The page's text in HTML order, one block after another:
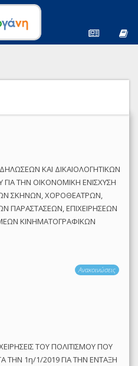
ΚΑΙ ΔΙΚΑΙΟΛΟΓΗΤΙΚΩΝ
ΓΙΑ ΤΗΝ ΟΙΚΟΝΟΜΙΚΗ ΕΝΙΣΧΥΣΗ
ΣΚΗΝΩΝ, ΧΟΡΟΘΕΑΤΡΩΝ,
ΠΑΡΑΣΤΑΣΕΩΝ, ΕΠΙΧΕΙΡΗΣΕΩΝ
ΚΙΝΗΜΑΤΟΓΡΑΦΙΚΩΝ
Ανακοινώσεις
ΤΟΥ ΠΟΛΙΤΙΣΜΟΥ ΠΟΥ
ΤΗΝ 1η/1/2019 ΓΙΑ ΤΗΝ ΕΝΤΑΞΗ